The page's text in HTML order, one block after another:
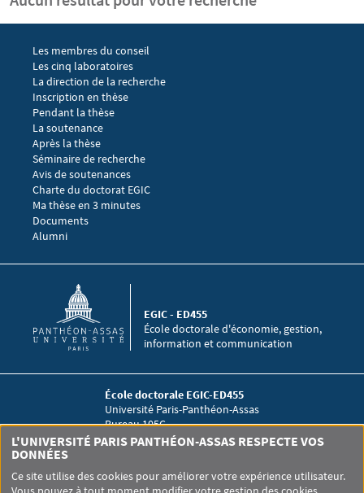
Menu footer EGIC 1
Les membres du conseil
Les cinq laboratoires
La direction de la recherche
Menu footer EGIC 2
Inscription en thèse
Pendant la thèse
La soutenance
Après la thèse
Menu footer EGIC 3
Séminaire de recherche
Avis de soutenances
Charte du doctorat EGIC
Ma thèse en 3 minutes
Menu footer EGIC 4
Documents
Alumni
École doctorale d'économie, gestion,
information et communication
EGIC - ED455
École doctorale EGIC-ED455
Université Paris-Panthéon-Assas
Bureau 105C
12 place du Panthéon
L'UNIVERSITÉ PARIS PANTHÉON-ASSAS RESPECTE VOS
DONNÉES
Ce site utilise des cookies pour améliorer votre expérience utilisateur.